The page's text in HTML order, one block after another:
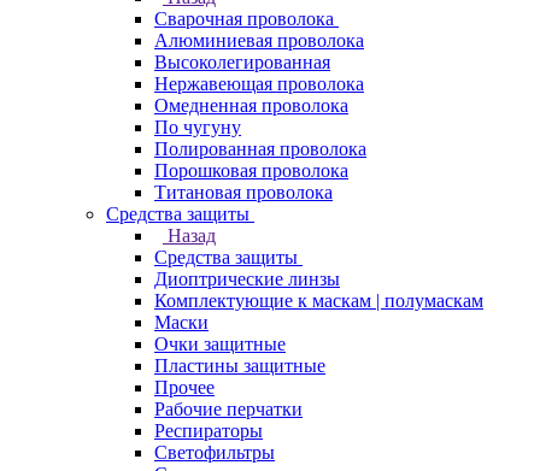
Сварочная проволока
Алюминиевая проволока
Высоколегированная
Нержавеющая проволока
Омедненная проволока
По чугуну
Полированная проволока
Порошковая проволока
Титановая проволока
Средства защиты
Назад
Средства защиты
Диоптрические линзы
Комплектующие к маскам | полумаскам
Маски
Очки защитные
Пластины защитные
Прочее
Рабочие перчатки
Респираторы
Светофильтры